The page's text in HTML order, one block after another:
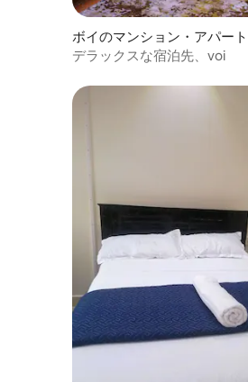
ボイのマンション・アパート
デラックスな宿泊先、voi